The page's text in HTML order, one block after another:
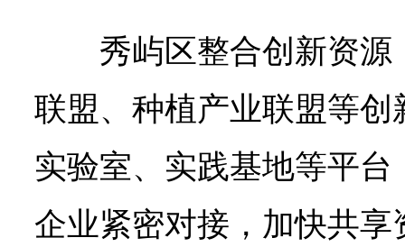
秀屿区整合创新资
联盟、种植产业联盟等
实验室、实践基地等平
企业紧密对接，加快共